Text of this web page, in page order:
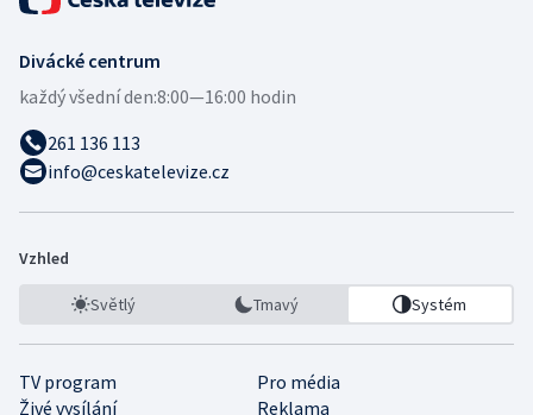
Divácké centrum
každý všední den:8:00—16:00 hodin
261 136 113
info@ceskatelevize.cz
Vzhled
Světlý Tmavý Systém
TV program
Pro média
Živé vysílání
Reklama